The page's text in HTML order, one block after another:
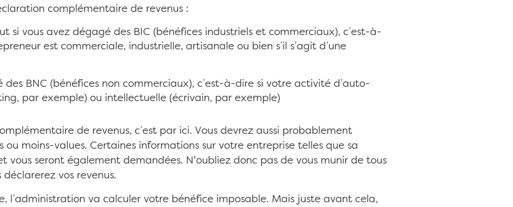
complémentaire de revenus :
si vous avez dégagé des BIC (bénéfices industriels et commerciaux), c’est-à-
est commerciale, industrielle, artisanale ou bien s’il s’agit d’une
des BNC (bénéfices non commerciaux), c’est-à-dire si votre activité d’auto-
par exemple) ou intellectuelle (écrivain, par exemple)
de revenus, c’est par ici. Vous devrez aussi probablement
ou moins-values. Certaines informations sur votre entreprise telles que sa
vous seront également demandées. N'oubliez donc pas de vous munir de tous
déclarerez vos revenus.
l’administration va calculer votre bénéfice imposable. Mais juste avant cela,